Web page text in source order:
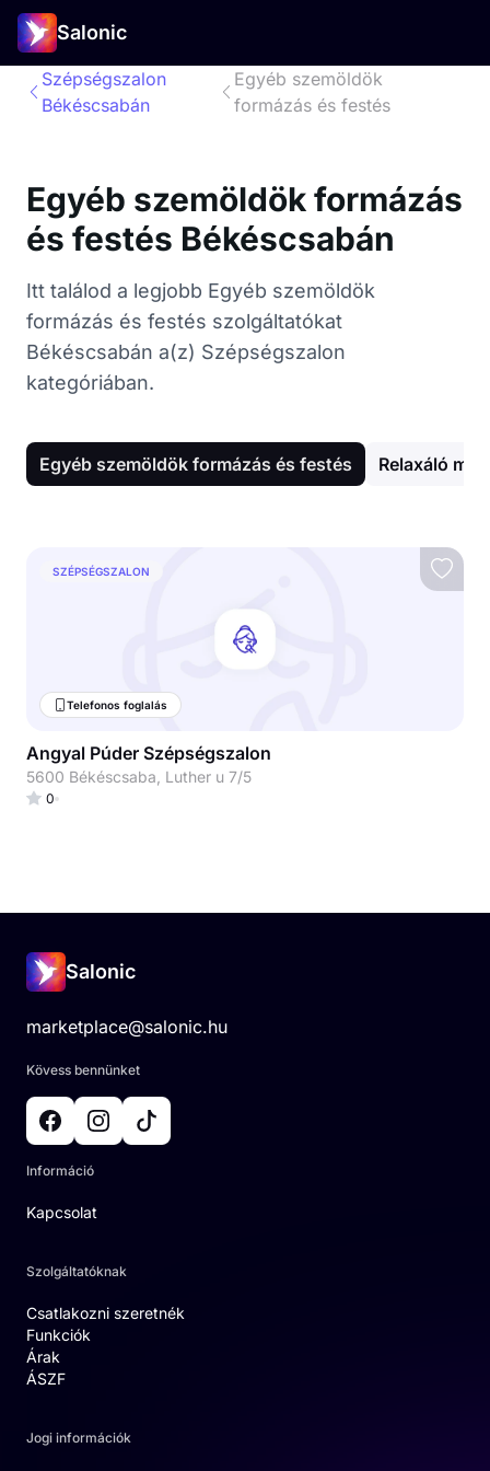
Salonic
Szépségszalon
Békéscsabán
Egyéb szemöldök
formázás és festés
Egyéb szemöldök formázás
és festés Békéscsabán
Itt találod a legjobb Egyéb szemöldök
formázás és festés szolgáltatókat
Békéscsabán a(z) Szépségszalon
kategóriában.
Egyéb szemöldök formázás és festés Relaxáló
SZÉPSÉGSZALON
Telefonos foglalás
Angyal Púder Szépségszalon
5600 Békéscsaba, Luther u 7/5
0
Salonic
marketplace@salonic.hu
Kövess bennünket
Információ
Kapcsolat
Szolgáltatóknak
Csatlakozni szeretnék
Funkciók
Árak
ÁSZF
Jogi információk